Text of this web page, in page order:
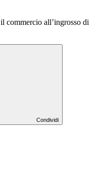
commercio all’ingrosso di
Condividi